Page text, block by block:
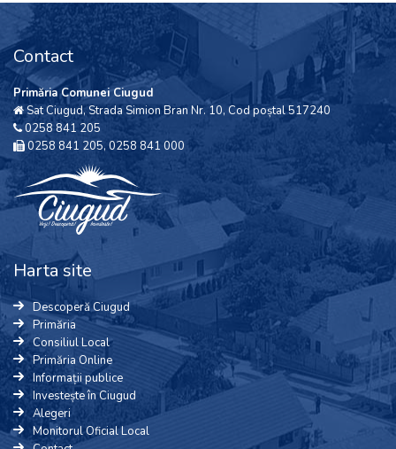
Contact
Primăria Comunei Ciugud
Sat Ciugud, Strada Simion Bran Nr. 10, Cod poștal 517240
0258 841 205
0258 841 205, 0258 841 000
Harta site
Descoperă Ciugud
Primăria
Consiliul Local
Primăria Online
Informații publice
Investește în Ciugud
Alegeri
Monitorul Oficial Local